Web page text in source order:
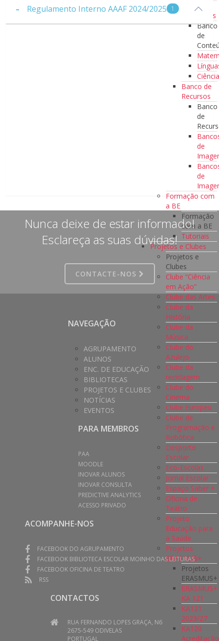
Banco de
Conteúdos
Banco
de
Banco de
Recursos
Banco
de
de
de
Formação com
a BE
Formação
com a BE
Tutoriais
Projetos e Clubes
Projetos e
Clubes
Clube “Ciência
em Ação”
Clube das Artes
Clube da
História
Clube da
Música
Clube do
Azulejo
Clube da
reciclagem
Clube do
Cinema
Clube Europeu
Clube de
Programação e
Robótica
Desporto
Escolar
Eco-Escolas
Jornal Escolar
Espaço Saber +
Oficina de
Teatro
Projeto
Educação para
a Saúde
Projetos
ERASMUS+
Projetos
ERASMUS+
ERASMUS+
KA 121
KA121
2023/27
KA120
Acreditação
Regulamento Interno AAAF 2024/2025 1
Nunca deixe de estar informado!
Esclareça as suas dúvidas!
CONTACTE-NOS
NAVEGAÇÃO
AGRUPAMENTO
ALUNOS
ENC. DE EDUCAÇÃO
BIBLIOTECAS
PROJETOS E CLUBES
NOTÍCIAS
EVENTOS
PARA MEMBROS
PAA
MOODLE
INOVAR ALUNOS
INOVAR CONSULTA
PREDICTIVE ANALYTICS
ACESSO PRIVADO
ACOMPANHE-NOS
FACEBOOK DO AGRUPAMENTO
FACEBOOK BIBLIOTECA ESCOLAR MOINHO DAS LEITURAS
FACEBOOK OFICINA DE TEATRO
RSS
CONTACTOS
RUA FERNANDO LOPES GRAÇA, N6
2675-549 ODIVELAS
PORTUGAL